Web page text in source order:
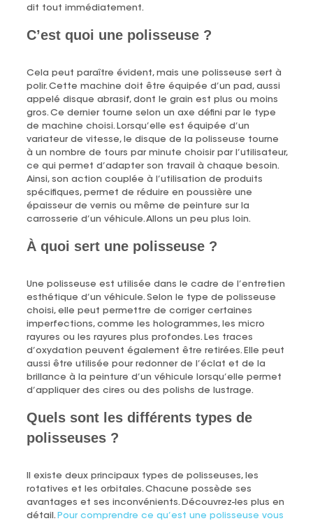
dit tout immédiatement.
C’est quoi une polisseuse ?
Cela peut paraître évident, mais une polisseuse sert à
polir. Cette machine doit être équipée d’un pad, aussi
appelé disque abrasif, dont le grain est plus ou moins
gros. Ce dernier tourne selon un axe défini par le type
de machine choisi. Lorsqu’elle est équipée d’un
variateur de vitesse, le disque de la polisseuse tourne
à un nombre de tours par minute choisir par l’utilisateur,
ce qui permet d’adapter son travail à chaque besoin.
Ainsi, son action couplée à l’utilisation de produits
spécifiques, permet de réduire en poussière une
épaisseur de vernis ou même de peinture sur la
carrosserie d’un véhicule. Allons un peu plus loin.
À quoi sert une polisseuse ?
Une polisseuse est utilisée dans le cadre de l’entretien
esthétique d’un véhicule. Selon le type de polisseuse
choisi, elle peut permettre de corriger certaines
imperfections, comme les hologrammes, les micro
rayures ou les rayures plus profondes. Les traces
d’oxydation peuvent également être retirées. Elle peut
aussi être utilisée pour redonner de l’éclat et de la
brillance à la peinture d’un véhicule lorsqu’elle permet
d’appliquer des cires ou des polishs de lustrage.
Quels sont les différents types de
polisseuses ?
Il existe deux principaux types de polisseuses, les
rotatives et les orbitales. Chacune possède ses
avantages et ses inconvénients. Découvrez-les plus en
détail. Pour comprendre ce qu’est une polisseuse vous